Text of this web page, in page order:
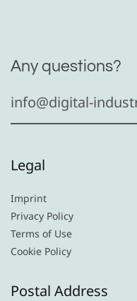
Any questions?
info@digital-
Legal
Imprint
Privacy Policy
Terms of Use
Cookie Policy
Postal Address